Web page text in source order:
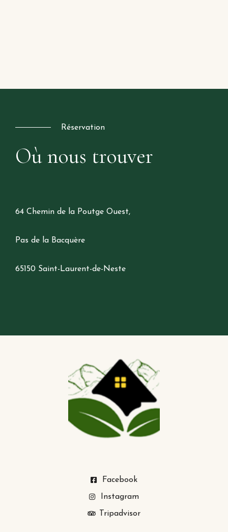
Réservation
Oùnous trouver
64 Chemin de la Poutge Ouest,
Pas de la Bacquère
65150 Saint-Laurent-de-Neste
Facebook
Instagram
Tripadvisor